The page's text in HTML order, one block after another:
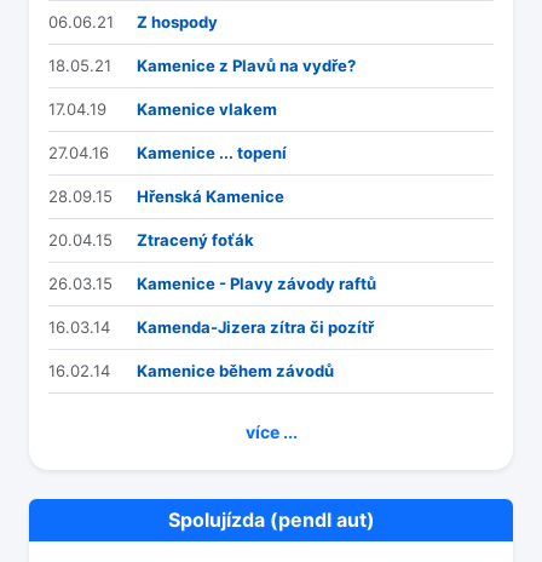
06.06.21 Z hospody
18.05.21 Kamenice z Plavů na vydře?
17.04.19 Kamenice vlakem
27.04.16 Kamenice ... topení
28.09.15 Hřenská Kamenice
20.04.15 Ztracený foťák
26.03.15 Kamenice - Plavy závody raftů
16.03.14 Kamenda-Jizera zítra či pozítř
16.02.14 Kamenice během závodů
více ...
Spolujízda (pendl aut)